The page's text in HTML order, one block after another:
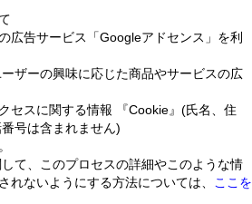
広告サービス「Googleアドセンス」を利
ザーの興味に応じた商品やサービスの広
セスに関する情報 『Cookie』(氏名、住
号は含まれません)
て、このプロセスの詳細やこのような情
れないようにする方法については、 ここを